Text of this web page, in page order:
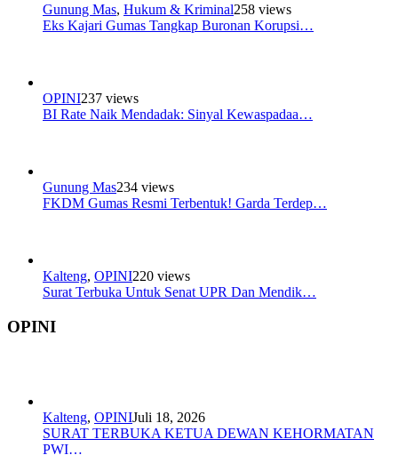
Gunung Mas, Hukum & Kriminal258 views
Eks Kajari Gumas Tangkap Buronan Korupsi…
OPINI237 views
BI Rate Naik Mendadak: Sinyal Kewaspadaa…
Gunung Mas234 views
FKDM Gumas Resmi Terbentuk! Garda Terdep…
Kalteng, OPINI220 views
Surat Terbuka Untuk Senat UPR Dan Mendik…
OPINI
Kalteng, OPINIJuli 18, 2026
SURAT TERBUKA KETUA DEWAN KEHORMATAN
PWI…